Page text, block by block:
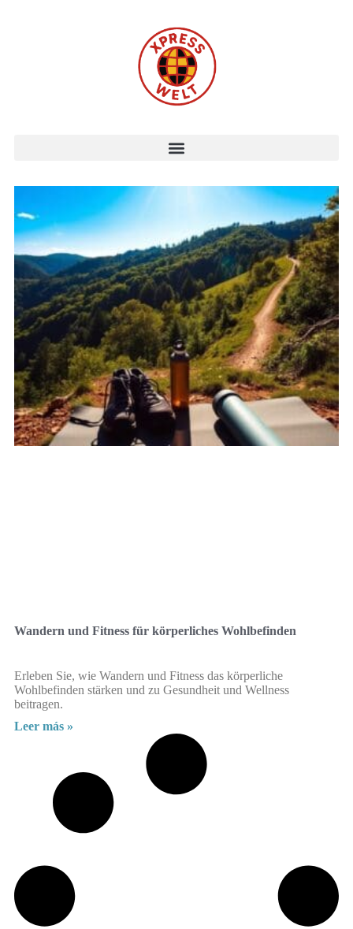
Wandern und Fitness für körperliches Wohlbefinden
Erleben Sie, wie Wandern und Fitness das körperliche
Wohlbefinden stärken und zu Gesundheit und Wellness
beitragen.
Leer más »